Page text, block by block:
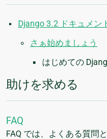
Django 3.2 ドキュメン
さぁ始めましょう
はじめての
助けを求める
FAQ
FAQ では、よくある質問